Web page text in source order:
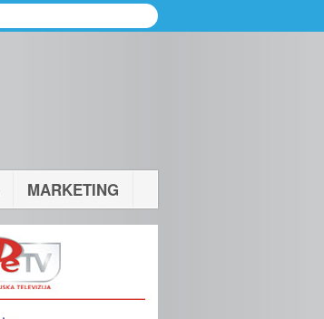
MARKETING